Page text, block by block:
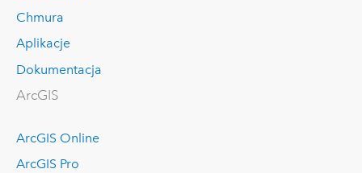
Chmura
Aplikacje
Dokumentacja
ArcGIS
ArcGIS Online
ArcGIS Pro